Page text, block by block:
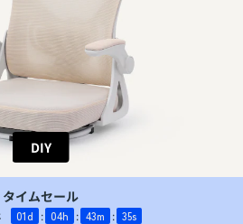
DIY
タイムセール
01d : 04h : 43m : 34s